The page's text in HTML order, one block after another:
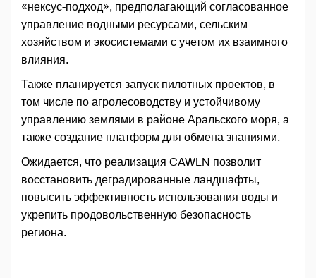
«нексус-подход», предполагающий согласованное
управление водными ресурсами, сельским
хозяйством и экосистемами с учетом их взаимного
влияния.
Также планируется запуск пилотных проектов, в
том числе по агролесоводству и устойчивому
управлению землями в районе Аральского моря, а
также создание платформ для обмена знаниями.
Ожидается, что реализация CAWLN позволит
восстановить деградированные ландшафты,
повысить эффективность использования воды и
укрепить продовольственную безопасность
региона.